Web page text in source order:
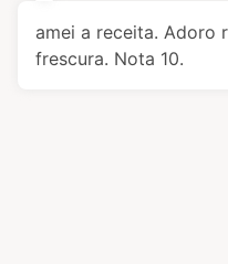
amei a receita. Adoro
frescura. Nota 10.